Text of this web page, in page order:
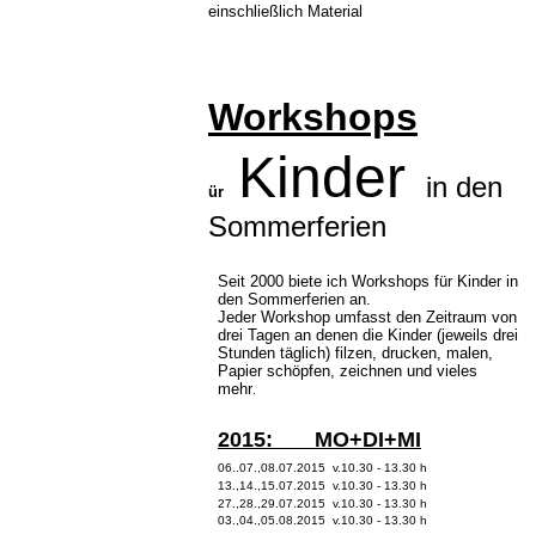
einschließlich Material
Workshops
ür Kinder
in den
Sommerferien
Seit 2000 biete ich Workshops für Kinder in
den Sommerferien an.
Jeder Workshop umfasst den Zeitraum von
drei Tagen an denen die Kinder (jeweils drei
Stunden täglich) filzen, drucken, malen,
Papier schöpfen, zeichnen und vieles
mehr.
2015: MO+DI+MI
06..07.,08.07.2015 v.10.30 - 13.30 h
13.,14.,15.07.2015 v.10.30 - 13.30 h
27.,28.,29.07.2015 v.10.30 - 13.30 h
03.,04.,05.08.2015 v.10.30 - 13.30 h